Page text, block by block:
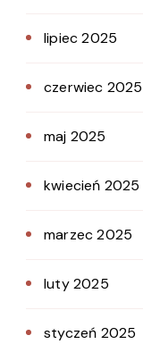
lipiec 2025
czerwiec 2025
maj 2025
kwiecień 2025
marzec 2025
luty 2025
styczeń 2025